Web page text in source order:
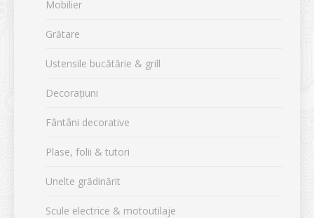
Mobilier
Grătare
Ustensile bucătărie & grill
Decorațiuni
Fântâni decorative
Plase, folii & tutori
Unelte grădinărit
Scule electrice & motoutilaje